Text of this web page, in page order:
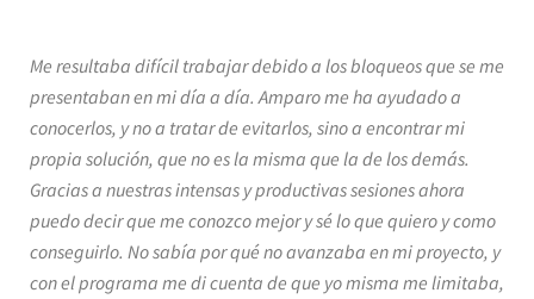
Me resultaba difícil trabajar debido a los bloqueos que se me
presentaban en mi día a día. Amparo me ha ayudado a
conocerlos, y no a tratar de evitarlos, sino a encontrar mi
propia solución, que no es la misma que la de los demás.
Gracias a nuestras intensas y productivas sesiones ahora
puedo decir que me conozco mejor y sé lo que quiero y como
conseguirlo. No sabía por qué no avanzaba en mi proyecto, y
con el programa me di cuenta de que yo misma me limitaba,